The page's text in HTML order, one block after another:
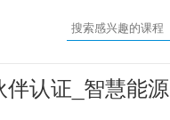
伴认证_智慧能源